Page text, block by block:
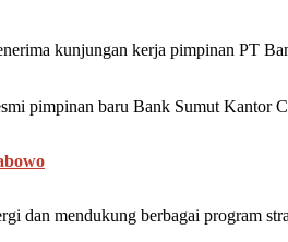
kunjungan kerja pimpinan PT
pimpinan baru Bank Sumut
dan mendukung berbagai program